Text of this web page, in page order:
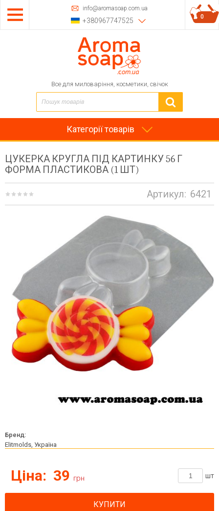
info@aromasoap.com.ua
+380967747525
Все для миловаріння, косметики, свічок
0
Категорії товарів
ЦУКЕРКА КРУГЛА ПІД КАРТИНКУ 56 Г
ФОРМА ПЛАСТИКОВА (1 ШТ)
Артикул: 6421
Бренд:
Elitmolds, Україна
Ціна: 39 грн шт
КУПИТИ